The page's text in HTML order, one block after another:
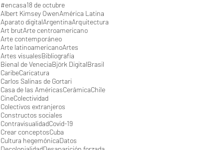
#encasa18 de octubre
Albert Kimsey OwenAmérica Latina
Aparato digitalArgentinaArquitectura
Art brutArte centroamericano
Arte contemporáneo
Arte latinoamericanoArtes
Artes visualesBibliografía
Bienal de VeneciaBjörk DigitalBrasil
CaribeCaricatura
Carlos Salinas de Gortari
Casa de las AméricasCerâmicaChile
CineColectividad
Colectivos extranjeros
Constructos sociales
ContravisualidadCovid-19
Crear conceptosCuba
Cultura hegemónicaDatos